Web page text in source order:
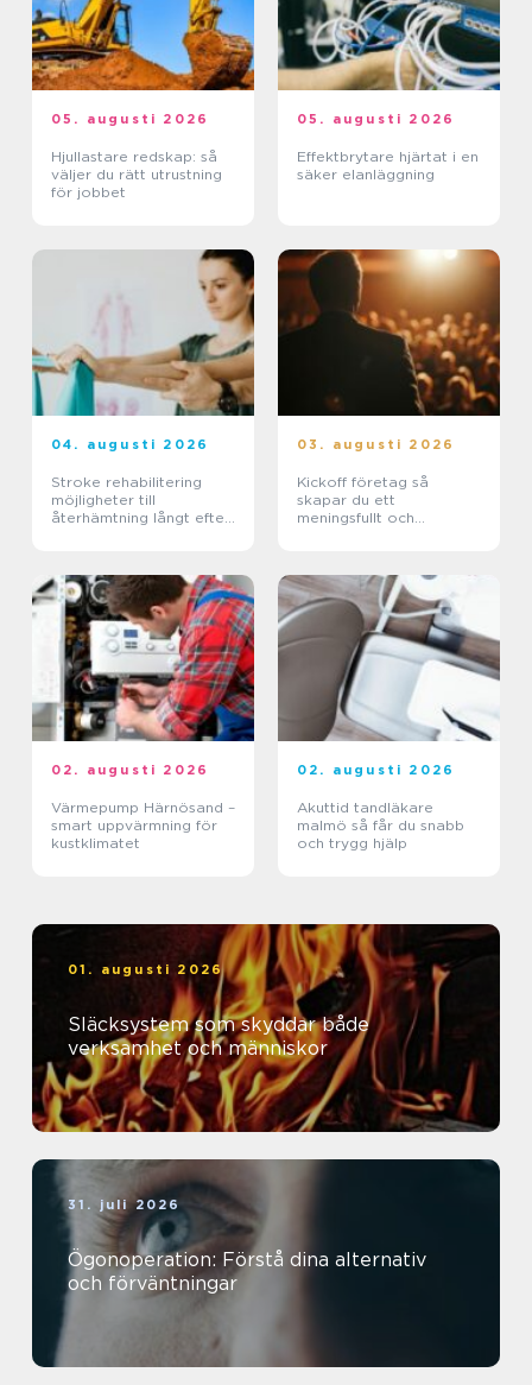
05. augusti 2026
Hjullastare redskap: så
väljer du rätt utrustning
för jobbet
05. augusti 2026
Effektbrytare hjärtat i en
säker elanläggning
04. augusti 2026
Stroke rehabilitering
möjligheter till
återhämtning långt efter
03. augusti 2026
Kickoff företag så
skapar du ett
meningsfullt och
02. augusti 2026
Värmepump Härnösand –
smart uppvärmning för
kustklimatet
02. augusti 2026
Akuttid tandläkare
malmö så får du snabb
och trygg hjälp
01. augusti 2026
Släcksystem som skyddar både
verksamhet och människor
31. juli 2026
Ögonoperation: Förstå dina alternativ
och förväntningar